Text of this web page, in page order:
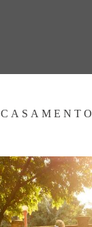
CASAMENTO